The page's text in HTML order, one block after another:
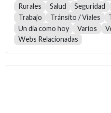
Rurales
Salud Seguridad
Trabajo
Tránsito / Viales
Un día como hoy
Varios
Webs Relacionadas